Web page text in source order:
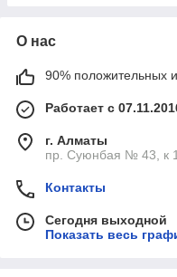
О нас
90% положительных
Работает с
г. Алматы
пр. Суюнбая № 43, к
Контакты
Сегодня выходной
Показать весь